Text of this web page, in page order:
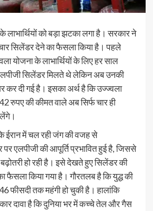
लाभार्थियों को बड़ा झटका लगा है। सरकार ने
सिलेंडर देने का फैसला किया है। पहले
योजना के लाभार्थियों के लिए हर साल
सिलेंडर मिलते थे लेकिन अब उनकी
कर दी गई है। इसका अर्थ है कि उज्ज्वला
रुपए की कीमत वाले अब सिर्फ चार ही
ईरान में चल रही जंग की वजह से
पर एलपीजी की आपूर्ति प्रभावित हुई है, जिससे
हो रही है। इसे देखते हुए सिलेंडर की
फैसला किया गया है। गौरतलब है कि युद्ध की
फीसदी तक महंगी हो चुकी है। हालांकि
दावा है कि दुनिया भर में कच्चे तेल और गैस